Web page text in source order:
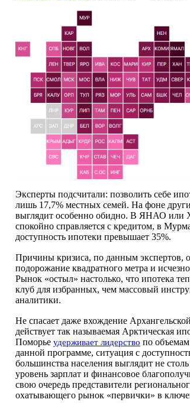
Эксперты подсчитали: позволить себе
лишь 17,7% местных семей. На фоне
выглядит особенно обидно. В ЯНАО или
спокойно справляется с кредитом, в
доступность ипотеки превышает 35%.
Причины кризиса, по данным экспертов,
подорожание квадратного метра и
Рынок «остыл» настолько, что ипотека
клуб для избранных, чем массовый
аналитики.
Не спасает даже вхождение
действует так называемая Арктическая
Поморье удерживает лидерство по
данной программе, ситуация с
большинства населения выглядит не
уровень зарплат и финансовое
свою очередь представители
охатывающего рынок «первички» в